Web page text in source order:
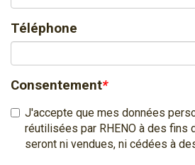
Téléphone
Consentement*
J'accepte que mes données
réutilisées par RHENO à des fins
seront ni vendues, ni cédées à